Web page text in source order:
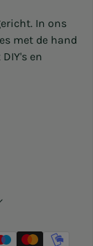
In ons
met de hand
en